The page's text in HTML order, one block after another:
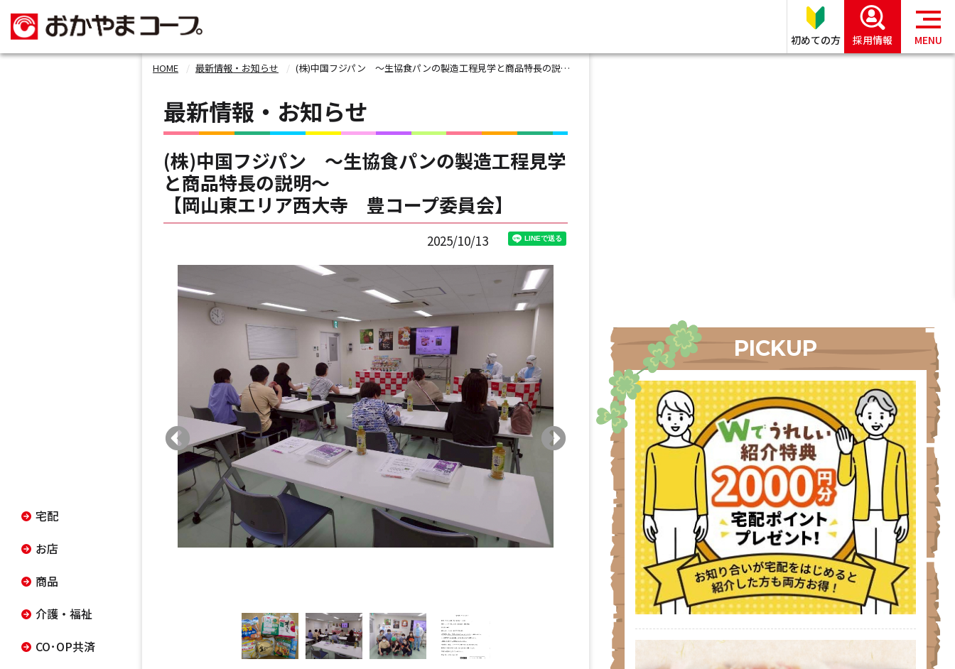
初めての方 採用情報 MENU
宅配
お店
商品
介護・福祉
CO･OP共済
HOME 最新情報・お知らせ (株)中国フジパン ～生協食パンの製造工程見学と商品特長の説明～ 【岡山東エリア西大寺 豊コープ委員会】
最新情報・お知らせ
(株)中国フジパン ～生協食パンの製造工程見学
と商品特長の説明～
【岡山東エリア西大寺 豊コープ委員会】
2025/10/13
PICKUP